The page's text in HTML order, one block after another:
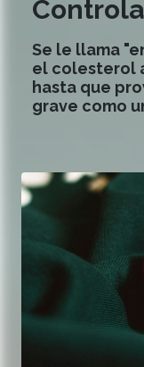
Se le llama
el colesterol
hasta que
grave como